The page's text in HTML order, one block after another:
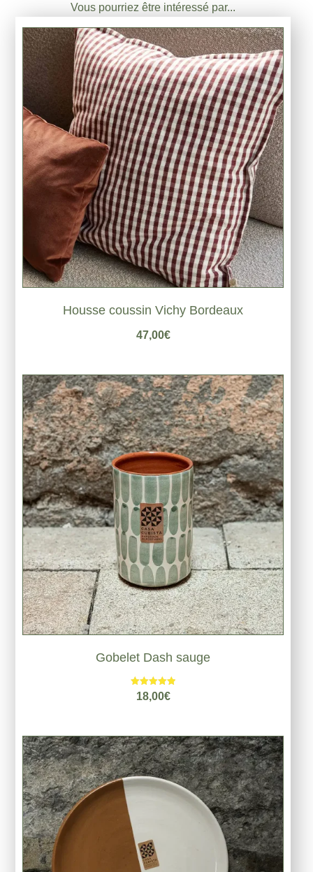
Vous pourriez être intéressé par...
Housse coussin Vichy Bordeaux
47,00€
Gobelet Dash sauge
Note
5.00
18,00€